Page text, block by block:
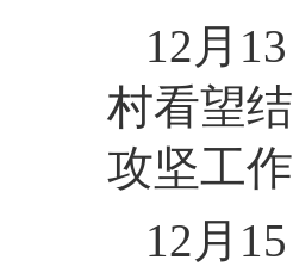
12月
村看望
攻坚工作
12月